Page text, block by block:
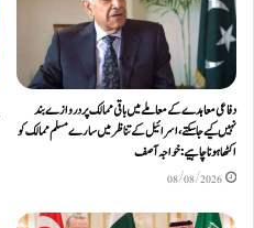
دفاعی معاہدےکے معاملے میں باقی ممالک پر دروازے بند
نہیں کیے جاسکتے، اسرائیل کے تناظر میں سارے مسلم ممالک کو
اکٹھا ہونا چاہیے: خواجہ آصف
08/08/2026